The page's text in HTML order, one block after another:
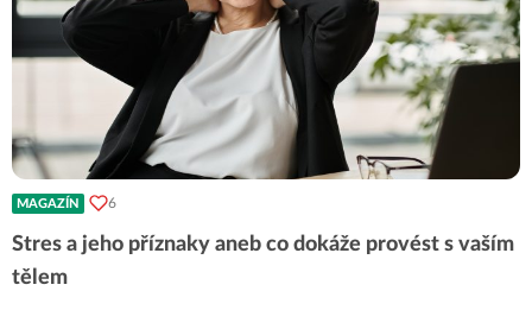
MAGAZÍN 6
Stres a jeho příznaky aneb co dokáže provést s vaším
tělem